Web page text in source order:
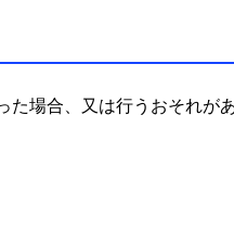
場合、又は行うおそれが